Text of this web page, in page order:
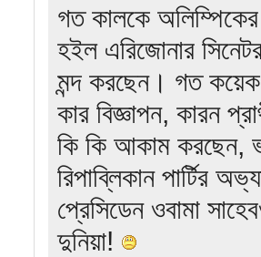
গত কালকে
হইল এরিজোনার
মন্দ করছেন। গত কয়েক
কার বিজ্ঞাপন, কারন
কি কি আকাম করছেন,
রিপাব্লিকান পার্টির
প্রেসিডেন ওবামা
দুনিয়া!